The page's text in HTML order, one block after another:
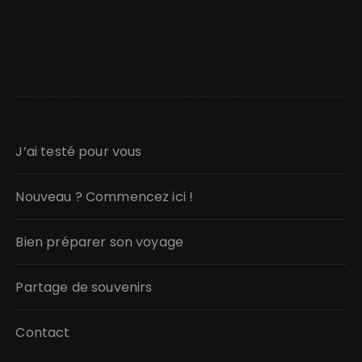
J’ai testé pour vous
Nouveau ? Commencez ici !
Bien préparer son voyage
Partage de souvenirs
Contact